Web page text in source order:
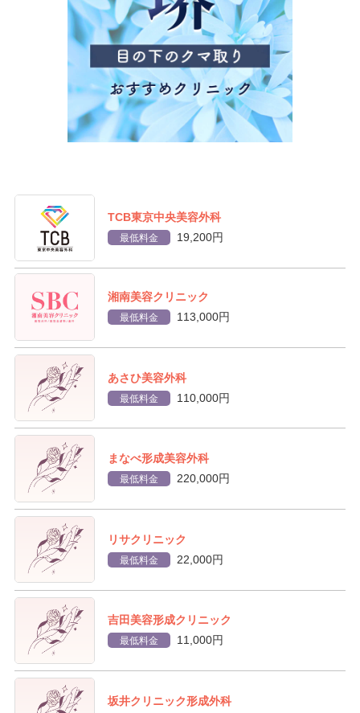
TCB東京中央美容外科
最低料金 19,200円
湘南美容クリニック
最低料金 113,000円
あさひ美容外科
最低料金 110,000円
まなべ形成美容外科
最低料金 220,000円
リサクリニック
最低料金 22,000円
吉田美容形成クリニック
最低料金 11,000円
坂井クリニック形成外科